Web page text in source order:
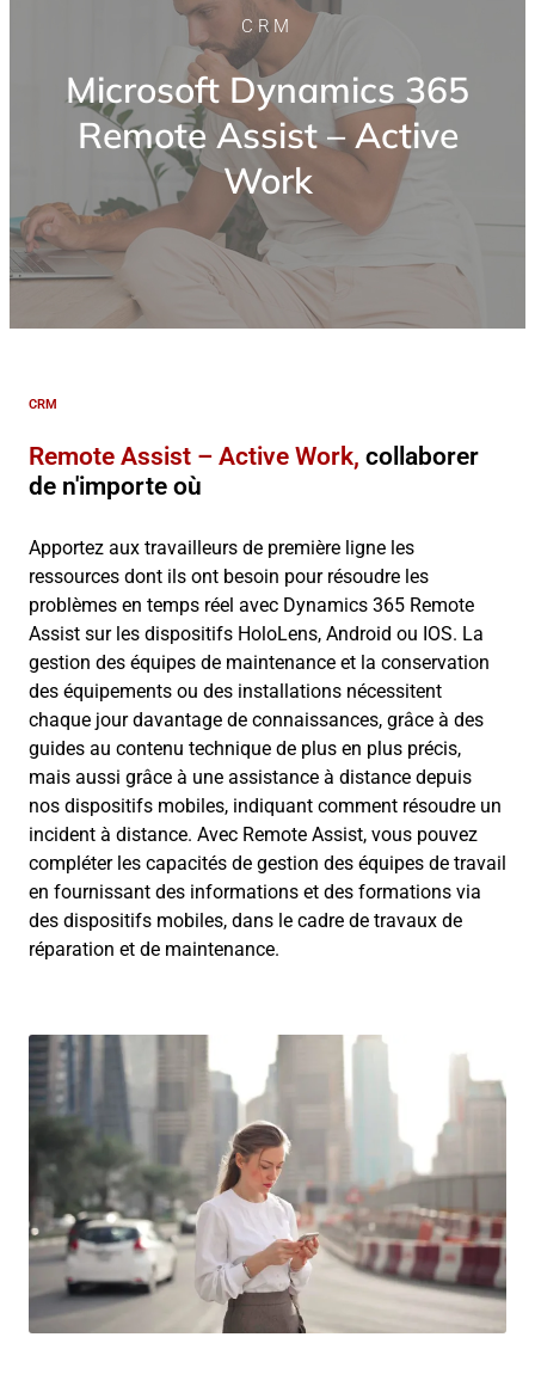
CRM
Microsoft Dynamics 365
Remote Assist – Active
Work
CRM
Remote Assist – Active Work, collaborer
de n'importe où
Apportez aux travailleurs de première ligne les
ressources dont ils ont besoin pour résoudre les
problèmes en temps réel avec Dynamics 365 Remote
Assist sur les dispositifs HoloLens, Android ou IOS. La
gestion des équipes de maintenance et la conservation
des équipements ou des installations nécessitent
chaque jour davantage de connaissances, grâce à des
guides au contenu technique de plus en plus précis,
mais aussi grâce à une assistance à distance depuis
nos dispositifs mobiles, indiquant comment résoudre un
incident à distance. Avec Remote Assist, vous pouvez
compléter les capacités de gestion des équipes de travail
en fournissant des informations et des formations via
des dispositifs mobiles, dans le cadre de travaux de
réparation et de maintenance.